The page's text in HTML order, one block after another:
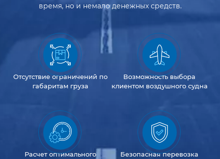
время, но и немало денежных средств.
Отсутствиеограничений по
габаритам груза
Возможность выбора
клиентом воздушного судна
Расчет оптимального Безопасная перевозка